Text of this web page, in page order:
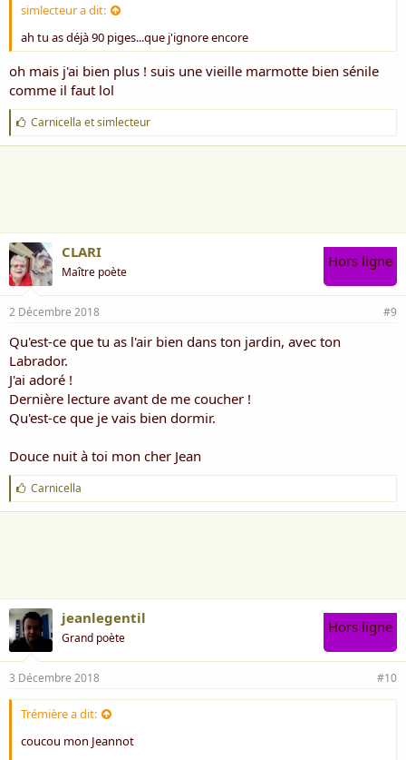
simlecteur a dit:
ah tu as déjà 90 piges...que j'ignore encore
oh mais j'ai bien plus ! suis une vieille marmotte bien sénile
comme il faut lol
J
'
a
Carnicella etsimlecteur
CLARI
Maître poète
Hors ligne
2 Décembre 2018 #9
Qu'est-ce que tu as l'air bien dans ton jardin, avec ton
Labrador.
J'ai adoré !
Dernière lecture avant de me coucher !
Qu'est-ce que je vais bien dormir.
Douce nuit à toi mon cher Jean
J
'
a
Carnicella
jeanlegentil
Grand poète
Hors ligne
3 Décembre 2018 #10
Trémière a dit:
coucou mon Jeannot